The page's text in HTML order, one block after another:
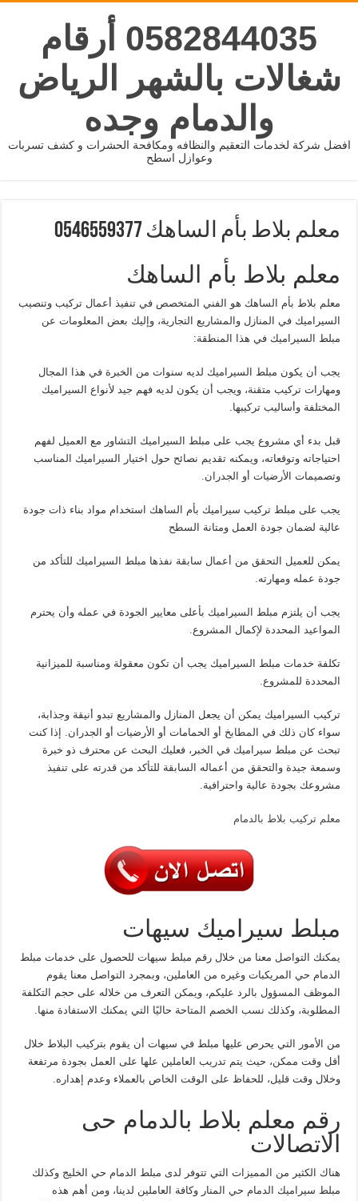
0582844035 أرقام
شغالات بالشهر الرياض
والدمام وجده
افضل شركة لخدمات التعقيم والنظافه ومكافحة الحشرات و كشف تسربات
وعوازل اسطح
معلم بلاط بأم الساهك 0546559377
معلم بلاط بأم الساهك
معلم بلاط بأم الساهك هو الفني المتخصص في تنفيذ أعمال تركيب وتنصيب
السيراميك في المنازل والمشاريع التجارية، وإليك بعض المعلومات عن
مبلط السيراميك في هذا المنطقة:
يجب أن يكون مبلط السيراميك لديه سنوات من الخبرة في هذا المجال
ومهارات تركيب متقنة، ويجب أن يكون لديه فهم جيد لأنواع السيراميك
المختلفة وأساليب تركيبها.
قبل بدء أي مشروع يجب على مبلط السيراميك التشاور مع العميل لفهم
احتياجاته وتوقعاته، ويمكنه تقديم نصائح حول اختيار السيراميك المناسب
وتصميمات الأرضيات أو الجدران.
يجب على مبلط تركيب سيراميك بأم الساهك استخدام مواد بناء ذات جودة
عالية لضمان جودة العمل ومتانة السطح
يمكن للعميل التحقق من أعمال سابقة نفذها مبلط السيراميك للتأكد من
جودة عمله ومهارته.
يجب أن يلتزم مبلط السيراميك بأعلى معايير الجودة في عمله وأن يحترم
المواعيد المحددة لإكمال المشروع.
تكلفة خدمات مبلط السيراميك يجب أن تكون معقولة ومناسبة للميزانية
المحددة للمشروع.
تركيب السيراميك يمكن أن يجعل المنازل والمشاريع تبدو أنيقة وجذابة،
سواء كان ذلك في المطابخ أو الحمامات أو الأرضيات أو الجدران. إذا كنت
تبحث عن مبلط سيراميك في الخبر، فعليك البحث عن محترف ذو خبرة
وسمعة جيدة والتحقق من أعماله السابقة للتأكد من قدرته على تنفيذ
مشروعك بجودة عالية واحترافية.
معلم تركيب بلاط بالدمام
مبلط سيراميك سيهات
يمكنك التواصل معنا من خلال رقم مبلط سيهات للحصول على خدمات مبلط
الدمام حي المريكبات وغيره من العاملين، وبمجرد التواصل معنا يقوم
الموظف المسؤول بالرد عليكم، ويمكن التعرف من خلاله على حجم التكلفة
المطلوبة، وكذلك نسب الخصم المتاحة حاليًا التي يمكنك الاستفادة منها.
من الأمور التي يحرص عليها مبلط في سيهات أن يقوم بتركيب البلاط خلال
أقل وقت ممكن، حيث يتم تدريب العاملين علها على العمل بجودة مرتفعة
وخلال وقت قليل، للحفاظ على الوقت الخاص بالعملاء وعدم إهداره.
رقم معلم بلاط بالدمام حى
الاتصالات
هناك الكثير من المميزات التي تتوفر لدى مبلط الدمام حي الخليج وكذلك
مبلط سيراميك الدمام حي المنار وكافة العاملين لدينا، ومن أهم هذه